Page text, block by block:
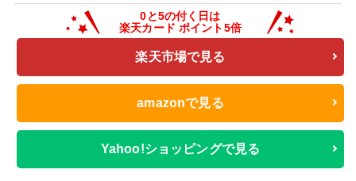
楽天市場で見る
amazonで見る
Yahoo!ショッピングで見る